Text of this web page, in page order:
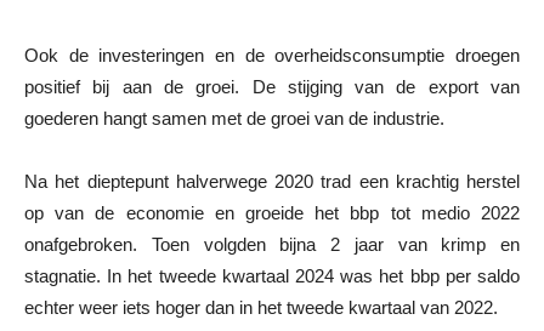
Ook de investeringen en de overheidsconsumptie droegen
positief bij aan de groei. De stijging van de export van
goederen hangt samen met de groei van de industrie.
Na het dieptepunt halverwege 2020 trad een krachtig herstel
op van de economie en groeide het bbp tot medio 2022
onafgebroken. Toen volgden bijna 2 jaar van krimp en
stagnatie. In het tweede kwartaal 2024 was het bbp per saldo
echter weer iets hoger dan in het tweede kwartaal van 2022.